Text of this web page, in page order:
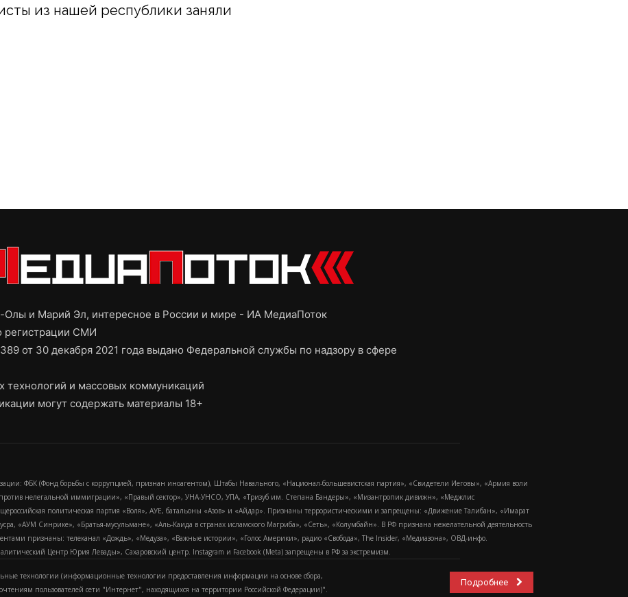
из нашей республики заняли
Олы и Марий Эл, интересное в России и мире - ИА МедиаПоток
регистрации СМИ
от 30 декабря 2021 года выдано Федеральной службы по надзору в сфере
технологий и массовых коммуникаций
могут содержать материалы 18+
ФБК (Фонд борьбы с коррупцией, признан иноагентом), Штабы Навального, «Национал-большевистская партия», «Свидетели Иеговы», «Армия воли
нелегальной иммиграции», «Правый сектор», УНА-УНСО, УПА, «Тризуб им. Степана Бандеры», «Мизантропик дивижн», «Меджлис
политическая партия «Воля», АУЕ, батальоны «Азов» и «Айдар». Признаны террористическими и запрещены: «Движение Талибан», «Имарат
«АУМ Синрике», «Братья-мусульмане», «Аль-Каида в странах исламского Магриба», «Сеть», «Колумбайн». В РФ признана нежелательной деятельность
признаны: телеканал «Дождь», «Медуза», «Важные истории», «Голос Америки», радио «Свобода», The Insider, «Медиазона», ОВД-инфо.
Центр Юрия Левады», Сахаровский центр. Instagram и Facebook (Metа) запрещены в РФ за экстремизм.
технологии (информационные технологии предоставления информации на основе сбора,
пользователей сети "Интернет", находящихся на территории Российской Федерации)".
Подробнее